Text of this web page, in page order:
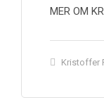
MER OM
Kristoffer